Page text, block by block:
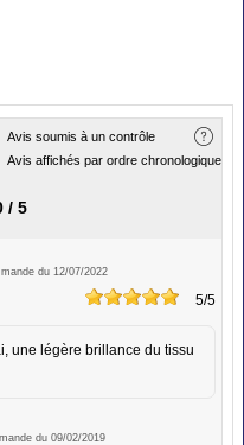
Avis soumis à un contrôle
Avis affichés par ordre chronologique
/ 5
du 12/07/2022
5/5
une légère brillance du tissu
du 09/02/2019